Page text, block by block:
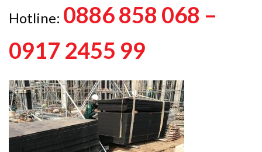
Hotline: 0886 858 068 –
0917 2455 99